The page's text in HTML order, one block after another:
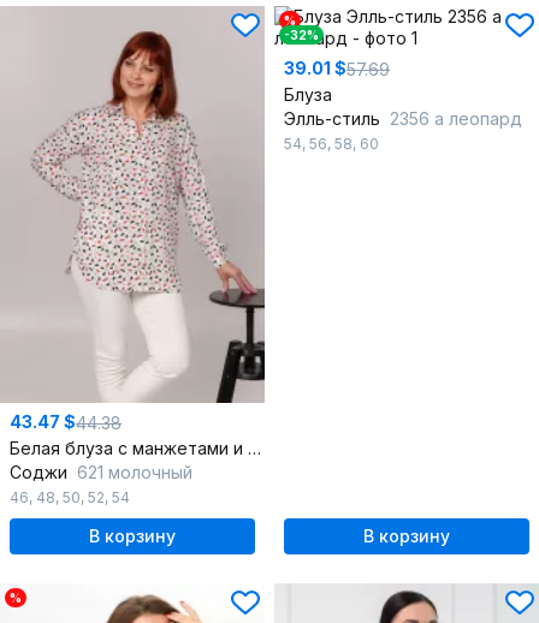
43.47 $44.38
Белая блуза с манжетами и летний хлопковый комплект
Соджи 621 молочный
46, 48, 50, 52, 54
В корзину
%
-32%
39.01 $57.69
Блуза
Элль-стиль 2356 а леопард
54, 56, 58, 60
В корзину
%